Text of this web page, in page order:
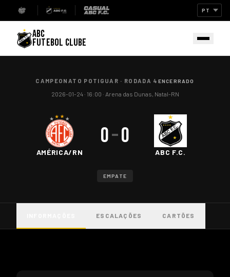
ABC
FUTEBOL CLUBE
CAMPEONATO POTIGUAR · RODADA 4 ENCERRADO
2026-01-24· 16:00 · Arena das Dunas, Natal-RN
AMÉRICA/RN
0–0
ABC F.C.
EMPATE
ESCALAÇÕES CARTÕES